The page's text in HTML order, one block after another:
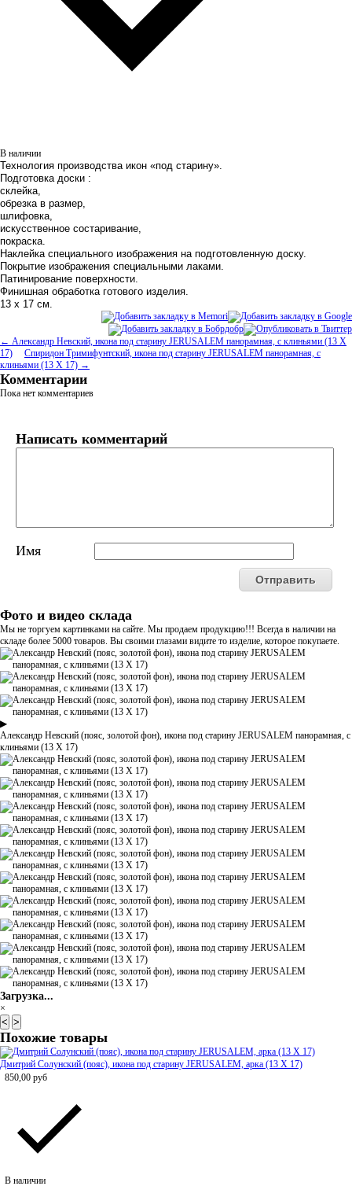
В наличии
Технология производства икон «под старину».
Подготовка доски :
склейка,
обрезка в размер,
шлифовка,
искусственное состаривание,
покраска.
Наклейка специального изображения на подготовленную доску.
Покрытие изображения специальными лаками.
Патинирование поверхности.
Финишная обработка готового изделия.
13 х 17 см.
← Александр Невский, икона под старину JERUSALEM панорамная, с клиньями (13 Х
17)
Спиридон Тримифунтский, икона под старину JERUSALEM панорамная, с
клиньями (13 Х 17) →
Комментарии
Пока нет комментариев
Написать комментарий
Имя
Фото и видео склада
Мы не торгуем картинками на сайте. Мы продаем продукцию!!! Всегда в наличии на
складе более 5000 товаров. Вы своими глазами видите то изделие, которое покупаете.
▶
Александр Невский (пояс, золотой фон), икона под старину JERUSALEM панорамная, с
клиньями (13 Х 17)
Загрузка...
×
< >
Похожие товары
Дмитрий Солунский (пояс), икона под старину JERUSALEM, арка (13 Х 17)
850,00 руб
В наличии